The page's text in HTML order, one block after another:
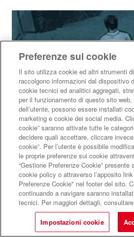
Preferenze sui cookie
Il sito utilizza cookie ed altri strumenti
raccolgono informazioni dal dispositivo
cookie tecnici ed analitici aggregati,
per il funzionamento di questo sito
dell’utente, possono essere installati
marketing e cookie dei social media.
cookie” saranno attivate tutte le
decidere quali accettare, cliccare
cookie”. Per l’utente è possibile
le proprie preferenze sui cookie
“Gestione Preferenze Cookie” presente
cookie policy o attraverso l’apposito
Preferenze Cookie" nel footer del sito.
continuando a navigare saranno
tecnici. Per maggiori dettagli,
Impostazioni cookie